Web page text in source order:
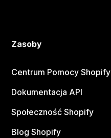
Zasoby
Centrum Pomocy Shopify
Dokumentacja API
Społeczność Shopify
Blog Shopify